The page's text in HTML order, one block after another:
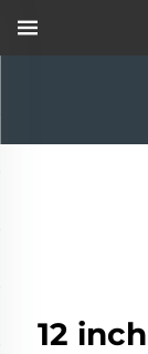
12